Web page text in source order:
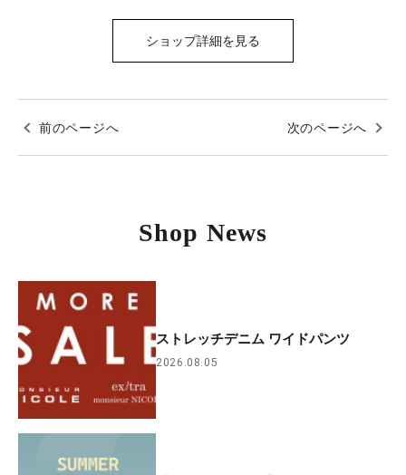
ショップ詳細を見る
前のページへ 次のページへ
Shop News
ストレッチデニム ワイドパンツ
2026.08.05